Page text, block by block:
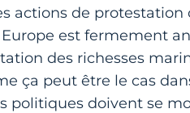
actions de
est fermement
des richesses
ça peut être le cas
politiques doivent se